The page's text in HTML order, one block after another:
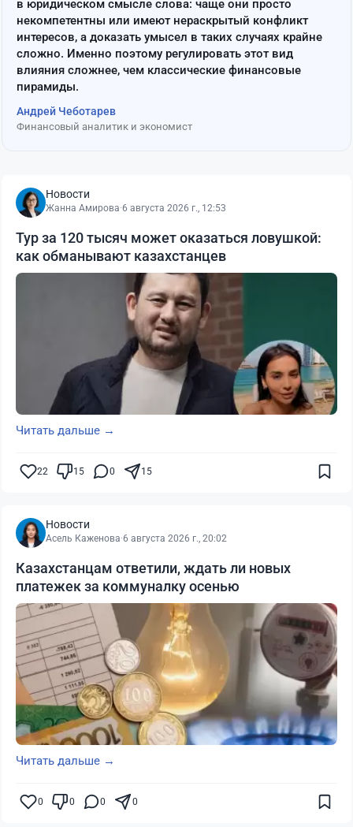
в юридическом смысле слова: чаще они просто
некомпетентны или имеют нераскрытый конфликт
интересов, а доказать умысел в таких случаях крайне
сложно. Именно поэтому регулировать этот вид
влияния сложнее, чем классические финансовые
пирамиды.
Андрей Чеботарев
Финансовый аналитик и экономист
Новости
Жанна Амирова·6 августа 2026 г., 12:53
Тур за 120 тысяч может оказаться ловушкой:
как обманывают казахстанцев
Читать дальше →
22 15 0 15
Новости
Асель Каженова·6 августа 2026 г., 20:02
Казахстанцам ответили, ждать ли новых
платежек за коммуналку осенью
Читать дальше →
0 0 0 0